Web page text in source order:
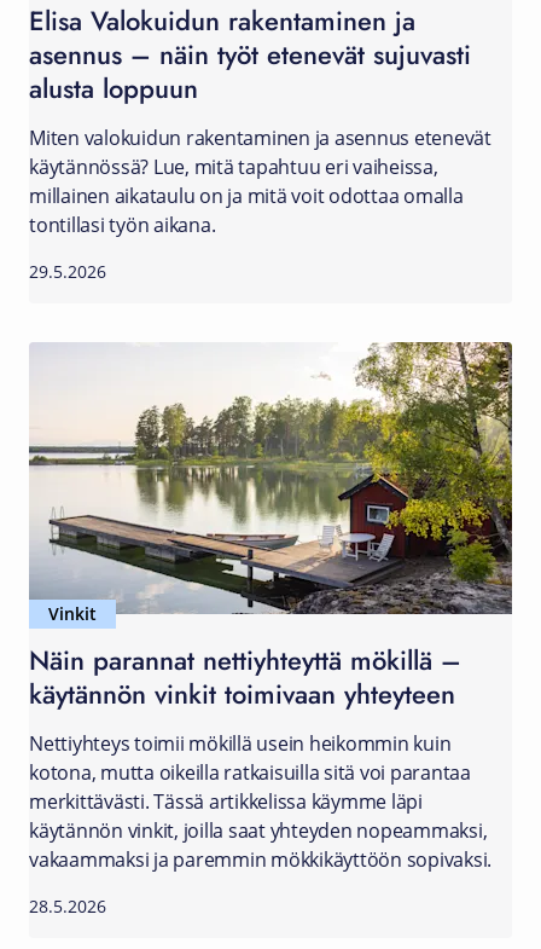
Elisa Valokuidun rakentaminen ja
asennus – näin työt etenevät sujuvasti
alusta loppuun
Miten valokuidun rakentaminen ja asennus etenevät
käytännössä? Lue, mitä tapahtuu eri vaiheissa,
millainen aikataulu on ja mitä voit odottaa omalla
tontillasi työn aikana.
29.5.2026
Vinkit
Näin parannat nettiyhteyttä mökillä –
käytännön vinkit toimivaan yhteyteen
Nettiyhteys toimii mökillä usein heikommin kuin
kotona, mutta oikeilla ratkaisuilla sitä voi parantaa
merkittävästi. Tässä artikkelissa käymme läpi
käytännön vinkit, joilla saat yhteyden nopeammaksi,
vakaammaksi ja paremmin mökkikäyttöön sopivaksi.
28.5.2026